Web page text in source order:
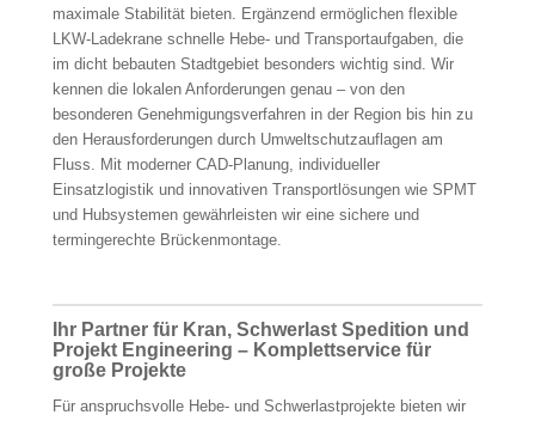
maximale Stabilität bieten. Ergänzend ermöglichen flexible
LKW-Ladekrane schnelle Hebe- und Transportaufgaben, die
im dicht bebauten Stadtgebiet besonders wichtig sind. Wir
kennen die lokalen Anforderungen genau – von den
besonderen Genehmigungsverfahren in der Region bis hin zu
den Herausforderungen durch Umweltschutzauflagen am
Fluss. Mit moderner CAD-Planung, individueller
Einsatzlogistik und innovativen Transportlösungen wie SPMT
und Hubsystemen gewährleisten wir eine sichere und
termingerechte Brückenmontage.
Ihr Partner für Kran, Schwerlast Spedition und
Projekt Engineering – Komplettservice für
große Projekte
Für anspruchsvolle Hebe- und Schwerlastprojekte bieten wir